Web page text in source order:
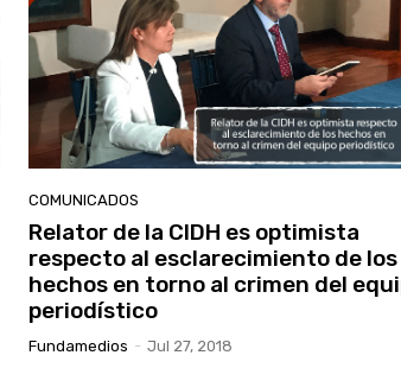
COMUNICADOS
Relator de la CIDH es optimista
respecto al esclarecimiento de los
hechos en torno al crimen del
periodístico
Fundamedios - Jul 27, 2018